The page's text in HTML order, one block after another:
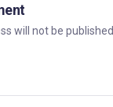
will not be published.